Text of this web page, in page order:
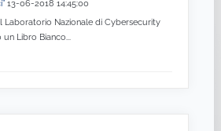
13-06-2018 14:45:00
Laboratorio Nazionale di Cybersecurity
Libro Bianco...